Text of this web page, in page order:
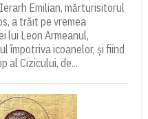
Emilian, mărturisitorul
a trăit pe vremea
lui Leon Armeanul,
împotriva icoanelor, și fiind
al Cizicului, de...